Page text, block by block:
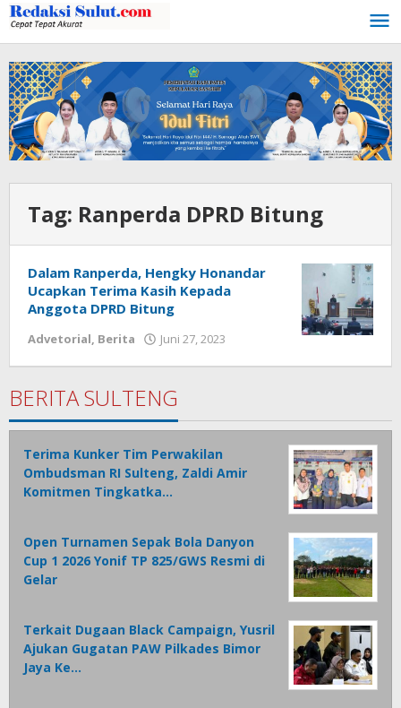
Lewati
ke
konten
Tag: Ranperda DPRD Bitung
Dalam Ranperda, Hengky Honandar
Ucapkan Terima Kasih Kepada
Anggota DPRD Bitung
Advetorial, Berita Juni 27, 2023
BERITA SULTENG
Terima Kunker Tim Perwakilan
Ombudsman RI Sulteng, Zaldi Amir
Komitmen Tingkatka…
Open Turnamen Sepak Bola Danyon
Cup 1 2026 Yonif TP 825/GWS Resmi di
Gelar
Terkait Dugaan Black Campaign, Yusril
Ajukan Gugatan PAW Pilkades Bimor
Jaya Ke…